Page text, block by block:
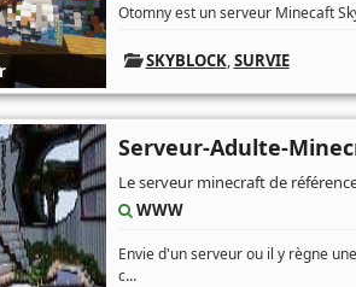
Otomny est un serveur Minecaft
SKYBLOCK,SURVIE
Serveur-Adulte-
Le serveur minecraft de
WWW
Envie d'un serveur ou il y règne
c...